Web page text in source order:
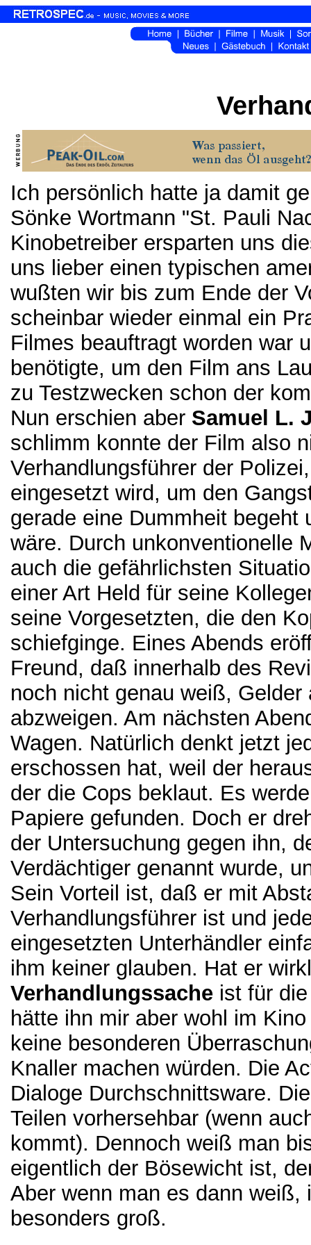
Ich persönlich hatte ja damit
Sönke Wortmann "St. Pauli
Kinobetreiber ersparten uns
uns lieber einen typischen
wußten wir bis zum Ende der
scheinbar wieder einmal ein
Filmes beauftragt worden war
benötigte, um den Film ans
zu Testzwecken schon der
Nun erschien aber Samuel L.
schlimm konnte der Film also
Verhandlungsführer der
eingesetzt wird, um den
gerade eine Dummheit
wäre. Durch unkonventionelle
auch die gefährlichsten
einer Art Held für seine
seine Vorgesetzten, die den
schiefginge. Eines Abends
Freund, daß innerhalb des
noch nicht genau weiß,
abzweigen. Am nächsten
Wagen. Natürlich denkt jetzt
erschossen hat, weil der
der die Cops beklaut. Es
Papiere gefunden. Doch er
der Untersuchung gegen ihn,
Verdächtiger genannt wurde,
Sein Vorteil ist, daß er mit
Verhandlungsführer ist und
eingesetzten Unterhändler
ihm keiner glauben. Hat er
Verhandlungssache ist für
hätte ihn mir aber wohl im
keine besonderen
Knaller machen würden. Die
Dialoge Durchschnittsware.
Teilen vorhersehbar (wenn
kommt). Dennoch weiß man
eigentlich der Bösewicht ist,
Aber wenn man es dann
besonders groß.